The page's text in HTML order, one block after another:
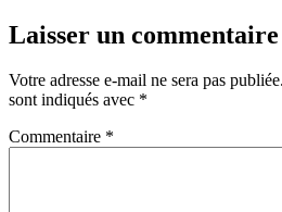
Laisser un commentaire
Votre adresse e-mail ne sera pas publiée.
sont indiqués avec *
Commentaire *